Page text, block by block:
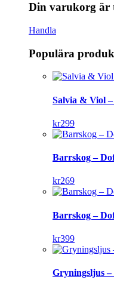
Din varukorg är
Handla
Populära
Salvia & Viol
kr299
Barrskog –
kr269
Barrskog –
kr399
Gryningsljus